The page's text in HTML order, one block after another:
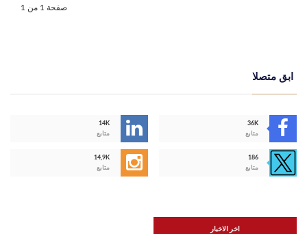
صفحة 1 من 1
ابق متصلا
14K
متابع
36K
متابع
14,9K
متابع
186
متابع
اخر الاخبار